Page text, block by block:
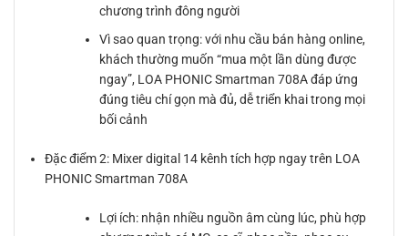
chương trình đông người
Vì sao quan trọng: với nhu cầu bán hàng online,
khách thường muốn “mua một lần dùng được
ngay”, LOA PHONIC Smartman 708A đáp ứng
đúng tiêu chí gọn mà đủ, dễ triển khai trong mọi
bối cảnh
Đặc điểm 2: Mixer digital 14 kênh tích hợp ngay trên LOA
PHONIC Smartman 708A
Lợi ích: nhận nhiều nguồn âm cùng lúc, phù hợp